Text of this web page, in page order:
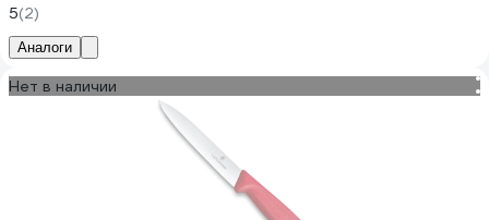
5(2)
Аналоги
Нет в наличии